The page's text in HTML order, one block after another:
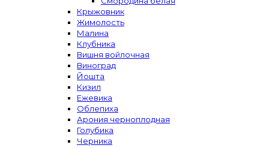
Крыжовник
Жимолость
Малина
Клубника
Вишня войлочная
Виноград
Йошта
Кизил
Ежевика
Облепиха
Арония черноплодная
Голубика
Черника